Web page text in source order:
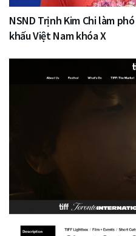
NSND Trịnh Kim Chi làm
khấu Việt Nam khóa X